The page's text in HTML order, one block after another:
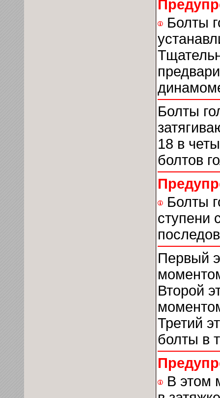
Болты
Болты
18 в
болтов
Болты
ступени
Первый
Второй
Третий
болты в
В этом